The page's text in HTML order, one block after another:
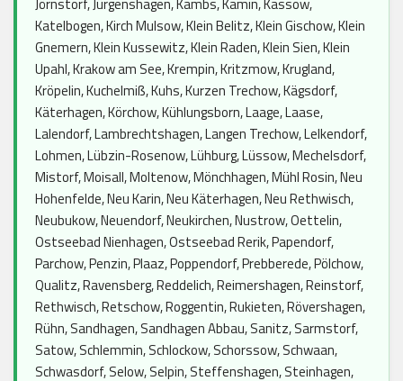
Katelbogen, Kirch Mulsow, Klein Belitz, Klein Gischow, Klein
Gnemern, Klein Kussewitz, Klein Raden, Klein Sien, Klein
Upahl, Krakow am See, Krempin, Kritzmow, Krugland,
Kröpelin, Kuchelmiß, Kuhs, Kurzen Trechow, Kägsdorf,
Käterhagen, Körchow, Kühlungsborn, Laage, Laase,
Lalendorf, Lambrechtshagen, Langen Trechow, Lelkendorf,
Lohmen, Lübzin-Rosenow, Lühburg, Lüssow, Mechelsdorf,
Mistorf, Moisall, Moltenow, Mönchhagen, Mühl Rosin, Neu
Hohenfelde, Neu Karin, Neu Käterhagen, Neu Rethwisch,
Neubukow, Neuendorf, Neukirchen, Nustrow, Oettelin,
Ostseebad Nienhagen, Ostseebad Rerik, Papendorf,
Parchow, Penzin, Plaaz, Poppendorf, Prebberede, Pölchow,
Qualitz, Ravensberg, Reddelich, Reimershagen, Reinstorf,
Rethwisch, Retschow, Roggentin, Rukieten, Rövershagen,
Rühn, Sandhagen, Sandhagen Abbau, Sanitz, Sarmstorf,
Satow, Schlemmin, Schlockow, Schorssow, Schwaan,
Schwasdorf, Selow, Selpin, Steffenshagen, Steinhagen,